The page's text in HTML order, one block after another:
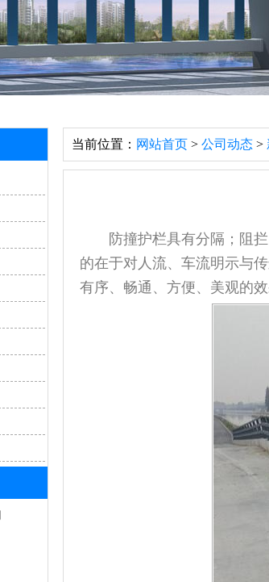
当前位置： 网站首页 > 公司动态 >
防撞护栏具有分隔；阻拦
的在于对人流、车流明示与
有序、畅通、方便、美观的效